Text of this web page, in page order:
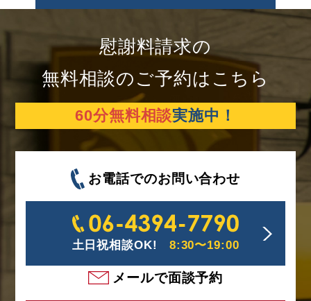
慰謝料請求の
無料相談のご予約はこちら
60分無料相談実施中！
お電話でのお問い合わせ
土日祝相談OK! 8:30〜19:00
メールで面談予約